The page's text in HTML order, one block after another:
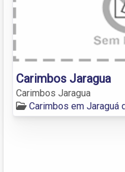
Carimbos Jaragua
Carimbos Jaragua
Carimbos em Jaraguá